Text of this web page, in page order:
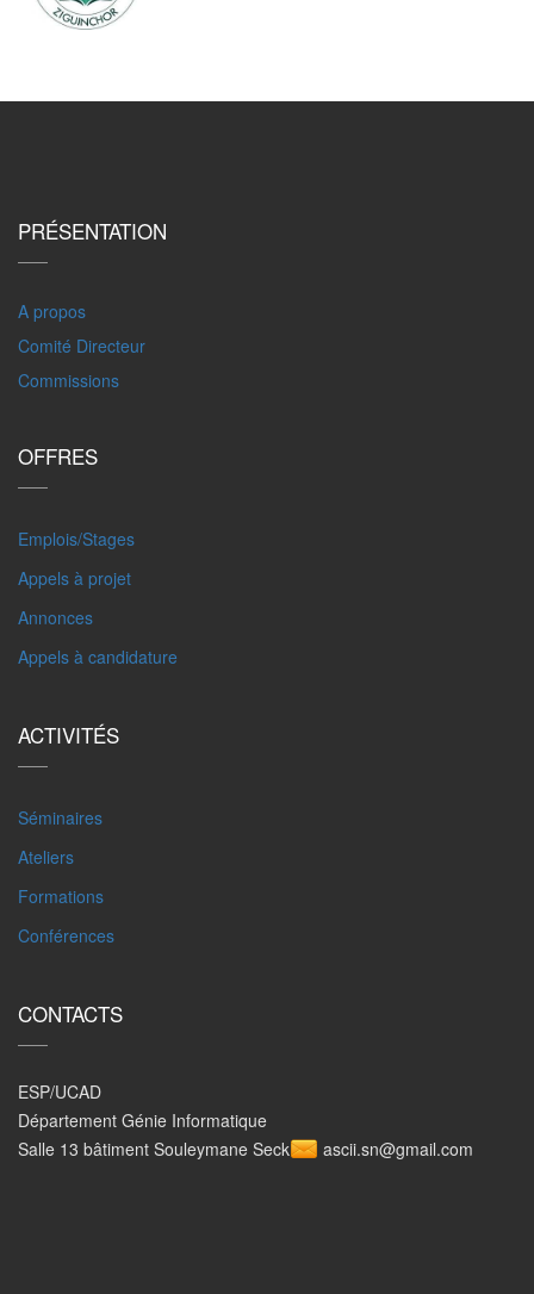
PRÉSENTATION
A propos
Comité Directeur
Commissions
OFFRES
Emplois/Stages
Appels à projet
Annonces
Appels à candidature
ACTIVITÉS
Séminaires
Ateliers
Formations
Conférences
CONTACTS
ESP/UCAD
Département Génie Informatique
Salle 13 bâtiment Souleymane Seck
ascii.sn@gmail.com